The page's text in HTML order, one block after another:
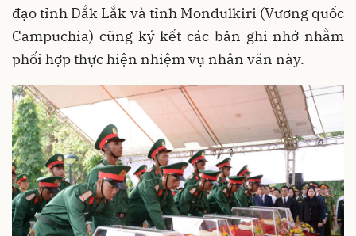
đạo tỉnh Đắk Lắk và tỉnh Mondulkiri (Vương quốc
Campuchia) cũng ký kết các bản ghi nhớ nhằm
phối hợp thực hiện nhiệm vụ nhân văn này.